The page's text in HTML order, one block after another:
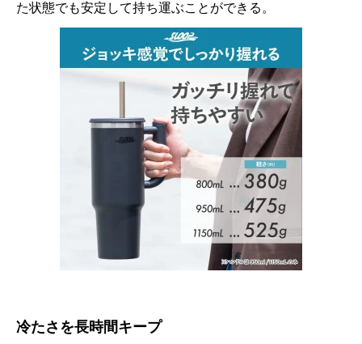
た状態でも安定して持ち運ぶことができる。
冷たさを長時間キープ